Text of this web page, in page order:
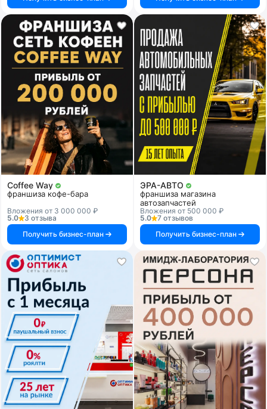
Coffee Way
франшиза кофе-бара
Вложения от 3 000 000 ₽
5.0
3 отзыва
Получить бизнес-план
ЭРА-АВТО
франшиза магазина
автозапчастей
Вложения от 500 000 ₽
5.0
7 отзывов
Получить бизнес-план